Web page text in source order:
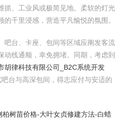
抓、工业风或极简见地。柔软的灯光
千里浸感，营造平凡愉悦的氛围。
吧台、卡座、包间等区域应阐发客流
动线通顺，幸免拥堵。同期，考虑到
胡律科技有限公司_B2C系统开发
台与高深包间，得志应付与安适的
树苗价格-大叶女贞修建方法-白蜡